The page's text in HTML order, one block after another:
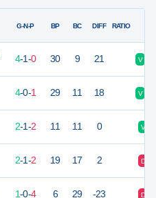
G-N-P BP BC DIFF RATIO
4-1-0 30 9 21 V
4-0-1 29 11 18 V
2-1-2 11 11 0 V
2-1-2 19 17 2 D
1-0-4 6 29 -23 D